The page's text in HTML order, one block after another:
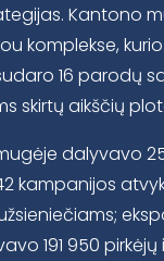
Kantono
komplekse,
16 parodų
skirtų aikščių
dalyvavo
kampanijos
191 950